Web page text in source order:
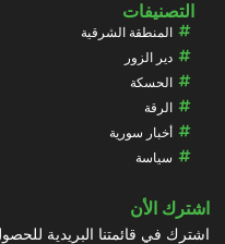
التصنيفات
المنطقة الشرقية
دير الزور
الحسكة
الرقة
أخبار سورية
سياسة
اشترك الأن
اشترك في قائمتنا البريدية